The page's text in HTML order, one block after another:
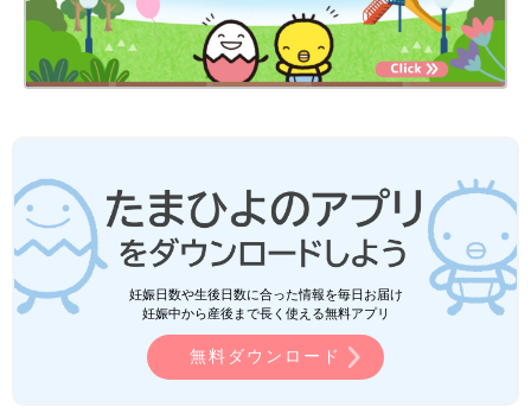
妊娠日数や生後日数に合った情報を毎日お届け
妊娠中から産後まで長く使える無料アプリ
無料ダウンロード